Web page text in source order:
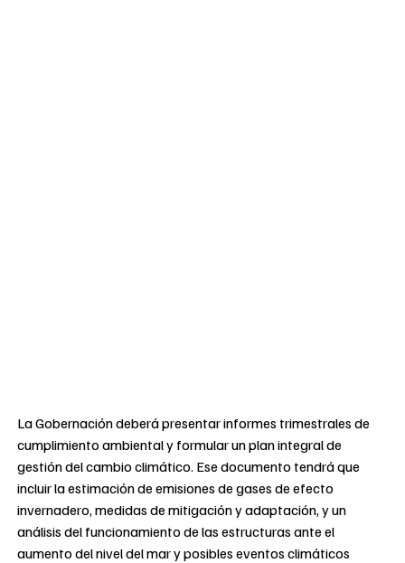
La Gobernación deberá presentar informes trimestrales de
cumplimiento ambiental y formular un plan integral de
gestión del cambio climático. Ese documento tendrá que
incluir la estimación de emisiones de gases de efecto
invernadero, medidas de mitigación y adaptación, y un
análisis del funcionamiento de las estructuras ante el
aumento del nivel del mar y posibles eventos climáticos